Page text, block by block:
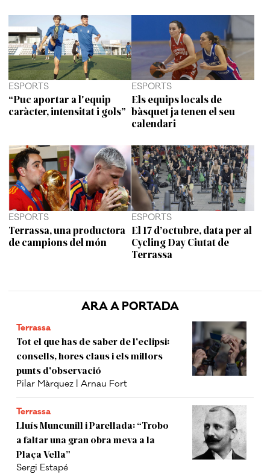
ARA A PORTADA
Terrassa
Tot el que has de saber de l'eclipsi:
consells, hores claus i els millors
punts d'observació
Pilar Màrquez | Arnau Fort
Terrassa
Lluís Muncunill i Parellada: “Trobo
a faltar una gran obra meva a la
Plaça Vella”
Sergi Estapé
ESPORTS
“Puc aportar a l'equip
caràcter, intensitat i gols”
ESPORTS
Els equips locals de
bàsquet ja tenen el seu
calendari
ESPORTS
Terrassa, una productora
de campions del món
ESPORTS
El 17 d’octubre, data per al
Cycling Day Ciutat de
Terrassa